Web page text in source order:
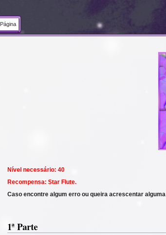
Nível necessário: 40
Recompensa: Star Flute.
Caso encontre algum erro ou queira acrescentar
1ª Parte
Página